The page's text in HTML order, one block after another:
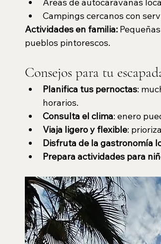
Campings cercanos con
Actividades en familia:
pueblos pintorescos.
Consejos para tu
Planifica tus pernoctas:
horarios.
Consulta el clima: enero
Viaja ligero y flexible:
Disfruta de la gastronomía
Prepara actividades para